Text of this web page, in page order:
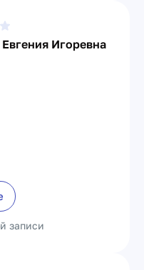
Игоревна
записи